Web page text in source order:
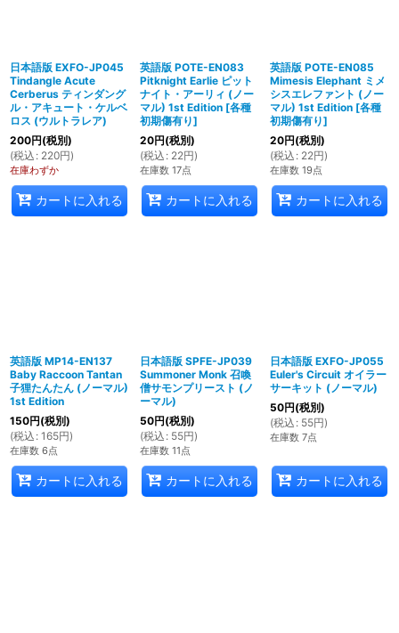
日本語版 EXFO-JP045
Tindangle Acute
Cerberus ティンダング
ル・アキュート・ケルベ
ロス (ウルトラレア)
200円(税別)
(税込 : 220円)
在庫わずか
カートに入れる
英語版 POTE-EN083
Pitknight Earlie ピット
ナイト・アーリィ (ノー
マル) 1st Edition [各種
初期傷有り]
20円(税別)
(税込 : 22円)
在庫数 17点
カートに入れる
英語版 POTE-EN085
Mimesis Elephant ミメ
シスエレファント (ノー
マル) 1st Edition [各種
初期傷有り]
20円(税別)
(税込 : 22円)
在庫数 19点
カートに入れる
英語版 MP14-EN137
Baby Raccoon Tantan
子狸たんたん (ノーマル)
1st Edition
150円(税別)
(税込 : 165円)
在庫数 6点
カートに入れる
日本語版 SPFE-JP039
Summoner Monk 召喚
僧サモンプリースト (ノ
ーマル)
50円(税別)
(税込 : 55円)
在庫数 11点
カートに入れる
日本語版 EXFO-JP055
Euler's Circuit オイラー
サーキット (ノーマル)
50円(税別)
(税込 : 55円)
在庫数 7点
カートに入れる